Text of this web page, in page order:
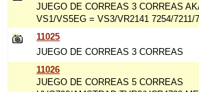
JUEGO DE CORREAS 3 CORREAS
VS1/VS5EG = VS3/VR2141 7254/7211/
11025
JUEGO DE CORREAS 3 CORREAS
11026
JUEGO DE CORREAS 5 CORREAS